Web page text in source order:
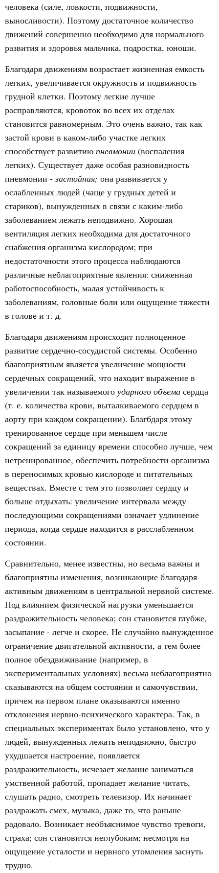
человека (силе, ловкости, подвижности,
выносливости). Поэтому достаточное количество
движений совершенно необходимо для нормального
развития и здоровья мальчика, подростка, юноши.
Благодаря движениям возрастает жизненная емкость
легких, увеличивается окружность и подвижность
грудной клетки. Поэтому легкие лучше
расправляются, кровоток во всех их отделах
становится равномерным. Это очень важно, так как
застой крови в каком-либо участке легких
способствует развитию пневмонии (воспаления
легких). Существует даже особая разновидность
пневмонии -застойная; она развивается у
ослабленных людей (чаще у грудных детей и
стариков), вынужденных в связи с каким-либо
заболеванием лежать неподвижно. Хорошая
вентиляция легких необходима для достаточного
снабжения организма кислородом; при
недостаточности этого процесса наблюдаются
различные неблагоприятные явления: сниженная
работоспособность, малая устойчивость к
заболеваниям, головные боли или ощущение тяжести
в голове и т. д.
Благодаря движениям происходит полноценное
развитие сердечно-сосудистой системы. Особенно
благоприятным является увеличение мощности
сердечных сокращений, что находит выражение в
увеличении так называемого ударного объема сердца
(т. е. количества крови, выталкиваемого сердцем в
аорту при каждом сокращении). Благбдаря этому
тренированное сердце при меньшем числе
сокращений за единицу времени способно лучше, чем
нетренированное, обеспечить потребности организма
в переносимых кровью кислороде и питательных
веществах. Вместе с тем это позволяет сердцу и
больше отдыхать: увеличение интервала между
последующими сокращениями означает удлинение
периода, когда сердце находится в расслабленном
состоянии.
Сравнительно, менее известны, но весьма важны и
благоприятны изменения, возникающие благодаря
активным движениям в центральной нервной системе.
Под влиянием физической нагрузки уменьшается
раздражительность человека; сон становится глубже,
засыпание - легче и скорее. Не случайно вынужденное
ограничение двигательной активности, а тем более
полное обездвиживание (например, в
экспериментальных условиях) весьма неблагоприятно
сказываются на общем состоянии и самочувствии,
причем на первом плане оказываются именно
отклонения нервно-психического характера. Так, в
специальных экспериментах было установлено, что у
людей, вынужденных лежать неподвижно, быстро
ухудшается настроение, появляется
раздражительность, исчезает желание заниматься
умственной работой, пропадает желание читать,
слушать радио, смотреть телевизор. Их начинает
раздражать смех, музыка, даже то, что раньше
радовало. Возникает необъяснимое чувство тревоги,
страха; сон становится неглубоким; несмотря на
ощущение усталости и нервного утомления заснуть
трудно.